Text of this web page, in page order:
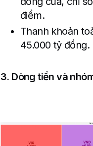
điểm.
Thanh khoản
45.000 tỷ đồng.
3. Dòng tiền và